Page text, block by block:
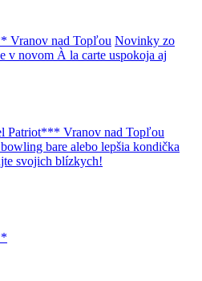
Novinky zo
v novom À la carte uspokoja aj
bare alebo lepšia kondička
svojich blízkych!